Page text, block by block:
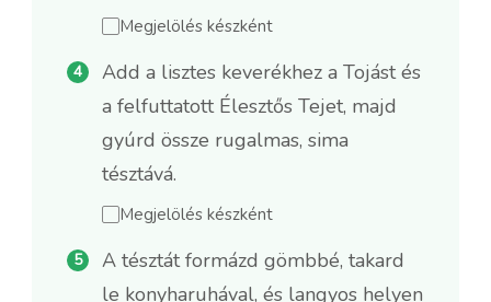
Megjelölés készként
Add a lisztes keverékhez a Tojást és
a felfuttatott Élesztős Tejet, majd
gyúrd össze rugalmas, sima
tésztává.
Megjelölés készként
A tésztát formázd gömbbé, takard
le konyharuhával, és langyos helyen